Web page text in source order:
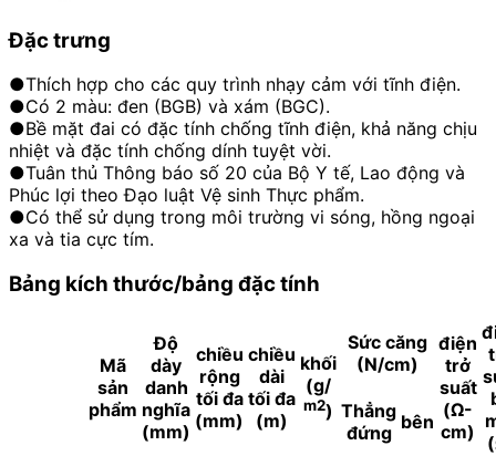
Đặc trưng
●Thích hợp cho các quy trình nhạy cảm với tĩnh điện.
●Có 2 màu: đen (BGB) và xám (BGC).
●Bề mặt đai có đặc tính chống tĩnh điện, khả năng chịu
nhiệt và đặc tính chống dính tuyệt vời.
●Tuân thủ Thông báo số 20 của Bộ Y tế, Lao động và
Phúc lợi theo Đạo luật Vệ sinh Thực phẩm.
●Có thể sử dụng trong môi trường vi sóng, hồng ngoại
xa và tia cực tím.
Bảng kích thước/bảng đặc tính
Mã
sản
phẩm
Độ
dày
danh
nghĩa
(mm)
chiều
rộng
tối đa
(mm)
chiều
dài
tối đa
(m)
khối
(g/
m2)
Sức căng
(N/cm)
điện
trở
suất
(Ω-
cm)
Thẳng
đứng bên